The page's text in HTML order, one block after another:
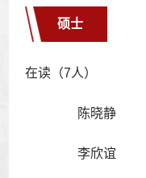
硕士
在读（7人）
陈晓静
李欣谊